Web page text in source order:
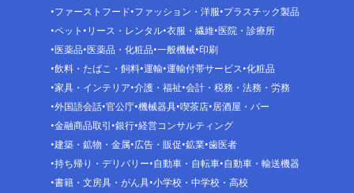
ファーストフード ファッション・洋服 プラスチック製品
ペット リース・レンタル 衣服・繊維 医院・診療所
医薬品 医薬品・化粧品 一般機械 印刷
飲料・たばこ・飼料 運輸 運輸付帯サービス 化粧品
家具・インテリア 介護・福祉 会計・税務・法務・労務
外国語会話 官公庁 機械器具 喫茶店 居酒屋・バー
金融商品取引 銀行 経営コンサルティング
建築・鉱物・金属 広告・販促 鉱業 歯医者
持ち帰り・デリバリー 自動車・自転車 自動車・輸送機器
書籍・文房具・がん具 小学校・中学校・高校